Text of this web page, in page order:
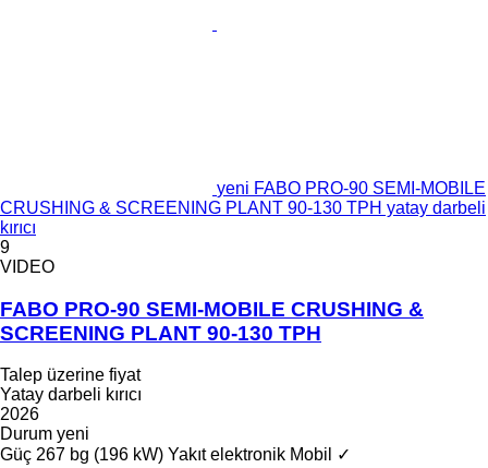
yeni FABO PRO-90 SEMI-MOBILE
CRUSHING & SCREENING PLANT 90-130 TPH yatay darbeli
kırıcı
9
VIDEO
FABO PRO-90 SEMI-MOBILE CRUSHING &
SCREENING PLANT 90-130 TPH
Talep üzerine fiyat
Yatay darbeli kırıcı
2026
Durum yeni
Güç 267 bg (196 kW) Yakıt elektronik Mobil
✓